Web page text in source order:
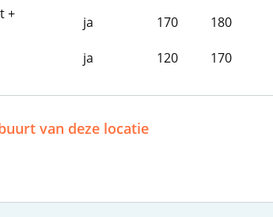
+
ja 170 180
ja 120 170
van deze locatie